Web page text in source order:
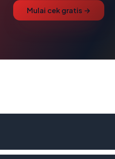
Mulai cek gratis →